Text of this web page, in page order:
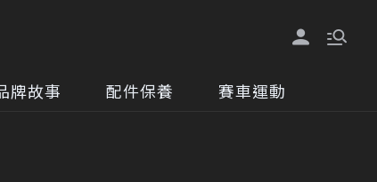
牌故事 配件保養 賽車運動